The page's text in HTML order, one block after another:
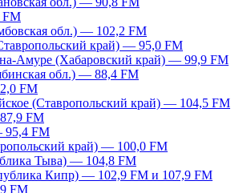
обл.) — 102,2 FM
край) — 95,0 FM
Амуре (Хабаровский край) — 99,9 FM
обл.) — 88,4 FM
FM
(Ставропольский край) — 104,5 FM
FM
95,4 FM
край) — 100,0 FM
Тыва) — 104,8 FM
Кипр) — 102,9 FM и 107,9 FM
FM